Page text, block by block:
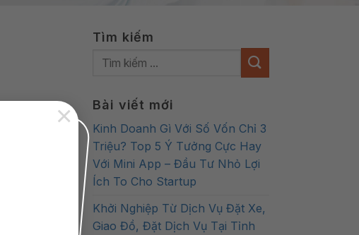
×
Tìm kiếm
Bài viết mới
Kinh Doanh Gì Với Số Vốn Chỉ 3
Triệu? Top 5 Ý Tưởng Cực Hay
Với Mini App – Đầu Tư Nhỏ Lợi
Ích To Cho Startup
Khởi Nghiệp Từ Dịch Vụ Đặt Xe,
Giao Đồ, Đặt Dịch Vụ Tại Tỉnh